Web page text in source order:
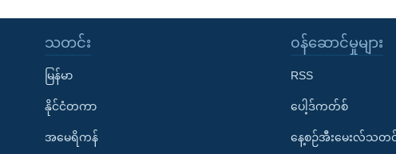
သတင်း
မြန်မာ
နိုင်ငံတကာ
အမေရိကန်
၀န်ဆောင်မှုများ
RSS
ပေါ့ဒ်ကတ်စ်
နေ့စဉ်အီးမေးလ်သတ